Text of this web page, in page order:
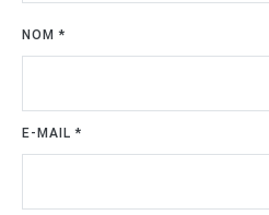
NOM*
E-MAIL*